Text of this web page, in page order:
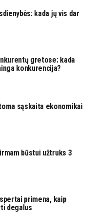
kada jų vis dar
gretose: kada
konkurencija?
sąskaita ekonomikai
būstui užtruks 3
primena, kaip
degalus